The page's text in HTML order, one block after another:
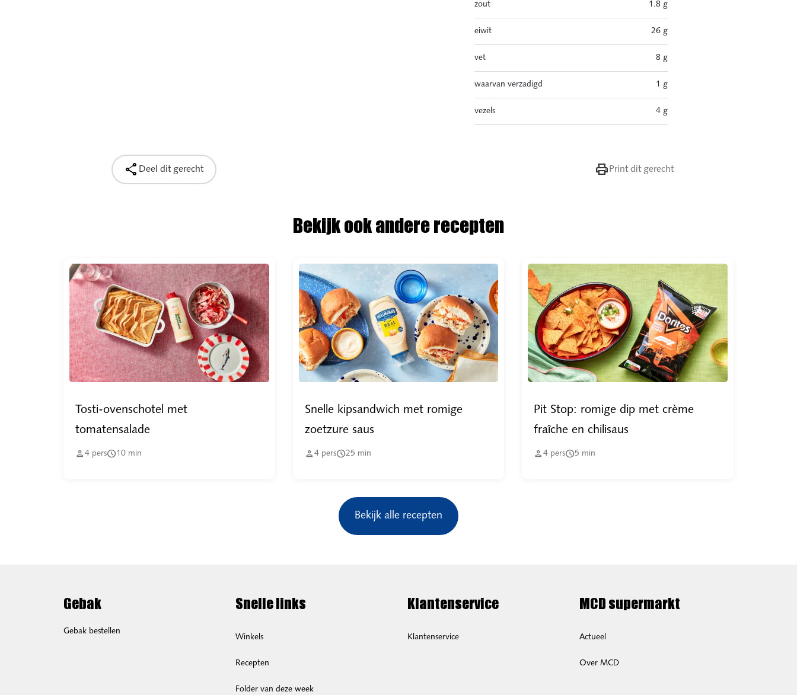
zout 1.8 g
eiwit 26 g
vet 8 g
waarvan verzadigd 1 g
vezels 4 g
 Deel dit gerecht  Print dit gerecht
Bekijk ook andere recepten
Tosti-ovenschotel met
tomatensalade
 4 pers10 min
Snelle kipsandwich met romige
zoetzure saus
 4 pers25 min
Pit Stop: romige dip met crème
fraîche en chilisaus
4 pers5 min
Bekijk alle recepten
Gebak
Gebak bestellen
Snelle links
Winkels
Recepten
Folder van deze week
Klantenservice
Klantenservice
MCD supermarkt
Actueel
Over MCD